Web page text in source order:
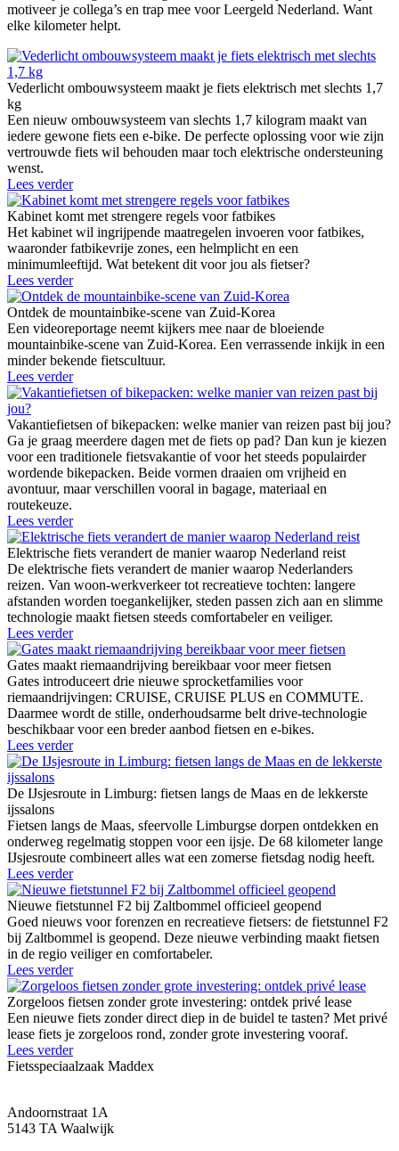
motiveer je collega’s en trap mee voor Leergeld Nederland. Want
elke kilometer helpt.
Vederlicht ombouwsysteem maakt je fiets elektrisch met slechts 1,7
kg
Een nieuw ombouwsysteem van slechts 1,7 kilogram maakt van
iedere gewone fiets een e-bike. De perfecte oplossing voor wie zijn
vertrouwde fiets wil behouden maar toch elektrische ondersteuning
wenst.
Lees verder
Kabinet komt met strengere regels voor fatbikes
Het kabinet wil ingrijpende maatregelen invoeren voor fatbikes,
waaronder fatbikevrije zones, een helmplicht en een
minimumleeftijd. Wat betekent dit voor jou als fietser?
Lees verder
Ontdek de mountainbike-scene van Zuid-Korea
Een videoreportage neemt kijkers mee naar de bloeiende
mountainbike-scene van Zuid-Korea. Een verrassende inkijk in een
minder bekende fietscultuur.
Lees verder
Vakantiefietsen of bikepacken: welke manier van reizen past bij jou?
Ga je graag meerdere dagen met de fiets op pad? Dan kun je kiezen
voor een traditionele fietsvakantie of voor het steeds populairder
wordende bikepacken. Beide vormen draaien om vrijheid en
avontuur, maar verschillen vooral in bagage, materiaal en
routekeuze.
Lees verder
Elektrische fiets verandert de manier waarop Nederland reist
De elektrische fiets verandert de manier waarop Nederlanders
reizen. Van woon-werkverkeer tot recreatieve tochten: langere
afstanden worden toegankelijker, steden passen zich aan en slimme
technologie maakt fietsen steeds comfortabeler en veiliger.
Lees verder
Gates maakt riemaandrijving bereikbaar voor meer fietsen
Gates introduceert drie nieuwe sprocketfamilies voor
riemaandrijvingen: CRUISE, CRUISE PLUS en COMMUTE.
Daarmee wordt de stille, onderhoudsarme belt drive-technologie
beschikbaar voor een breder aanbod fietsen en e-bikes.
Lees verder
De IJsjesroute in Limburg: fietsen langs de Maas en de lekkerste
ijssalons
Fietsen langs de Maas, sfeervolle Limburgse dorpen ontdekken en
onderweg regelmatig stoppen voor een ijsje. De 68 kilometer lange
IJsjesroute combineert alles wat een zomerse fietsdag nodig heeft.
Lees verder
Nieuwe fietstunnel F2 bij Zaltbommel officieel geopend
Goed nieuws voor forenzen en recreatieve fietsers: de fietstunnel F2
bij Zaltbommel is geopend. Deze nieuwe verbinding maakt fietsen
in de regio veiliger en comfortabeler.
Lees verder
Zorgeloos fietsen zonder grote investering: ontdek privé lease
Een nieuwe fiets zonder direct diep in de buidel te tasten? Met privé
lease fiets je zorgeloos rond, zonder grote investering vooraf.
Lees verder
Fietsspeciaalzaak Maddex
Andoornstraat 1A
5143 TA Waalwijk